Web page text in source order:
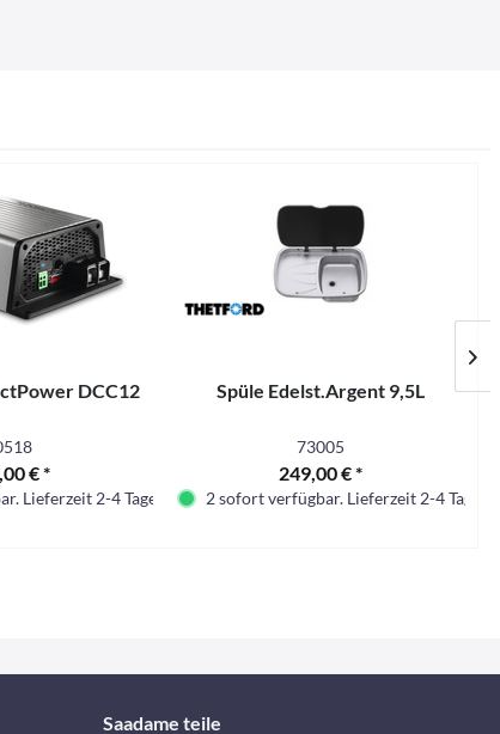
DCC12
€ *
Lieferzeit 2-4 Tage.
Spüle Edelst.Argent 9,5L
73005
249,00 € *
2 sofort verfügbar. Lieferzeit 2-4 Tage.
Saadame teile